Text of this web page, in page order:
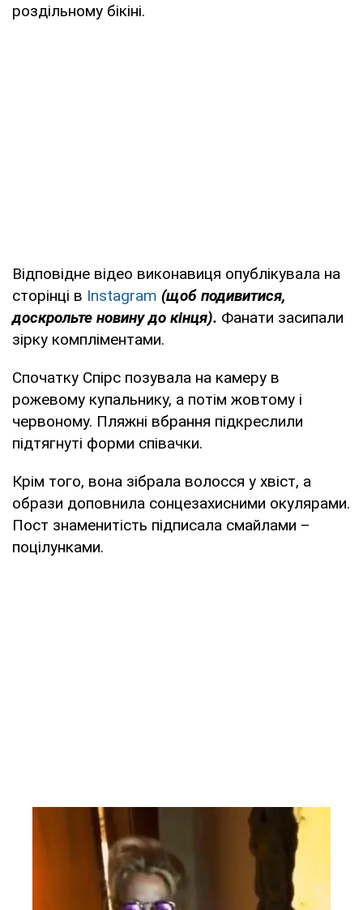
роздільному бікіні.
Відповідне відео виконавиця опублікувала на
сторінці в Instagram (щоб подивитися,
доскрольте новину до кінця). Фанати засипали
зірку компліментами.
Спочатку Спірс позувала на камеру в
рожевому купальнику, а потім жовтому і
червоному. Пляжні вбрання підкреслили
підтягнуті форми співачки.
Крім того, вона зібрала волосся у хвіст, а
образи доповнила сонцезахисними окулярами.
Пост знаменитість підписала смайлами –
поцілунками.